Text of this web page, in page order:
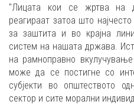
"Лицата кои се жртва на
реагираат затоа што
за заштита и во крајна
систем на нашата држава.
на рамноправно
може да се постигне со
субјекти во општеството
сектор и сите морални